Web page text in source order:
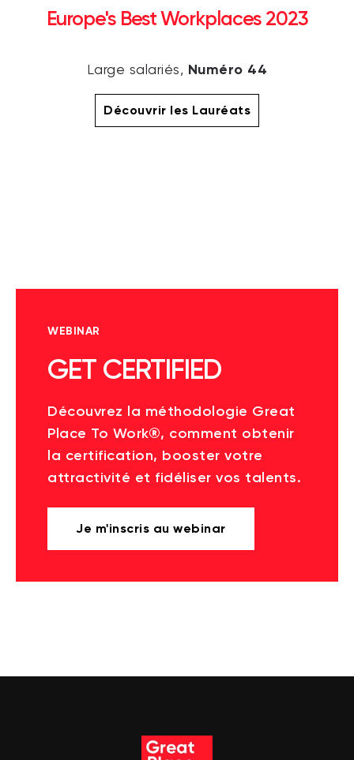
Europe's Best Workplaces 2023
Large salariés, Numéro 44
Découvrir les Lauréats
WEBINAR
GET CERTIFIED
Découvrez la méthodologie Great
Place To Work®, comment obtenir
la certification, booster votre
attractivité et fidéliser vos talents.
Je m'inscris au webinar